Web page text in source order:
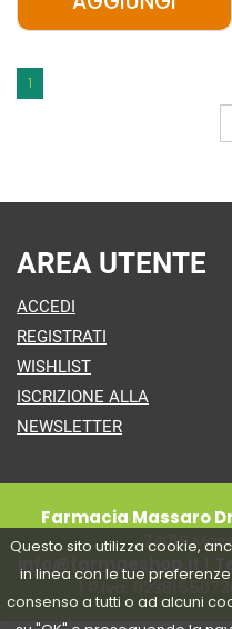
Questo sito utilizza cookie,
in linea con le tue
consenso a tutti o ad alcuni
CARRELLO
1
AREA UTENTE
ACCEDI
REGISTRATI
WISHLIST
ISCRIZIONE ALLA
NEWSLETTER
Farmacia Massaro
74016
info@farmaeshop.it
| P.Iva: